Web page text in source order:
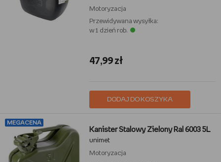
Motoryzacja
Przewidywana wysyłka:
w 1 dzień rob.
47,99 zł
DODAJ DO KOSZYKA
MEGACENA
Kanister Stalowy Zielony Ral 6003 5L
unimet
Motoryzacja